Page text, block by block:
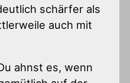
schärfer als
auch mit
ahnst es, wenn